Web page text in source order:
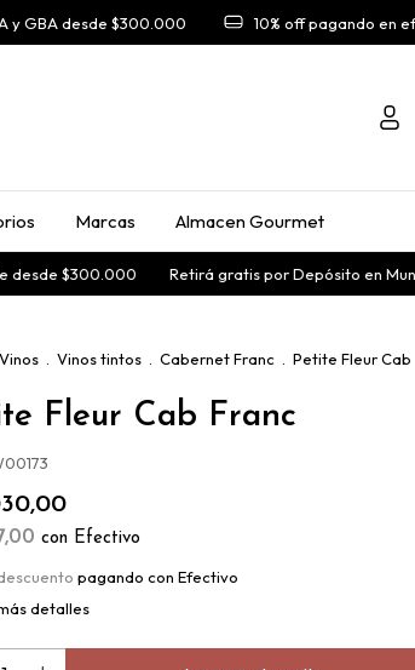
y GBA desde $300.000 10% off pagando en
Marcas Almacen Gourmet
$300.000 Retirá gratis por Depósito en Munro
Vinos Vinos tintos Cabernet Franc
Petite Fleur Cab
Fleur Cab Franc
con Efectivo
pagando con Efectivo
detalles